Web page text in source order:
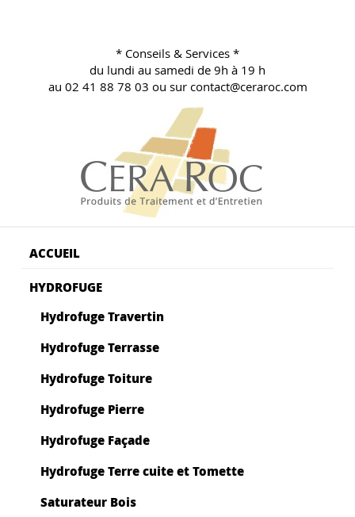
* Conseils & Services *
du lundi au samedi de 9h à 19 h
au 02 41 88 78 03 ou sur contact@ceraroc.com
ACCUEIL
HYDROFUGE
Hydrofuge Travertin
Hydrofuge Terrasse
Hydrofuge Toiture
Hydrofuge Pierre
Hydrofuge Façade
Hydrofuge Terre cuite et Tomette
Saturateur Bois